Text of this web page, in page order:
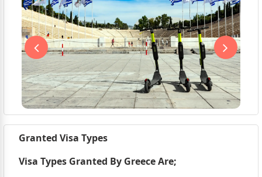
Granted Visa Types
Visa Types Granted By Greece Are;